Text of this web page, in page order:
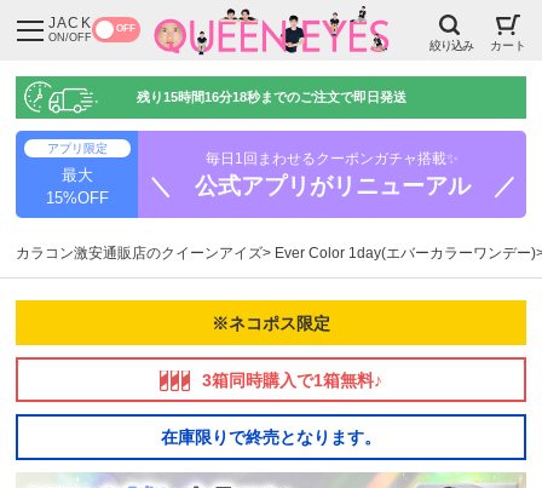
JACK
ON/OFF
OFF
絞り込み カート
残り15時間16分17秒までのご注文で即日発送
アプリ限定
最大
15%OFF
毎日1回まわせるクーポンガチャ搭載✨
＼ 公式アプリがリニューアル ／
カラコン激安通販店のクイーンアイズ Ever Color 1day(エバーカラーワンデー)
※ネコポス限定
3箱同時購入で1箱無料♪
在庫限りで終売となります。